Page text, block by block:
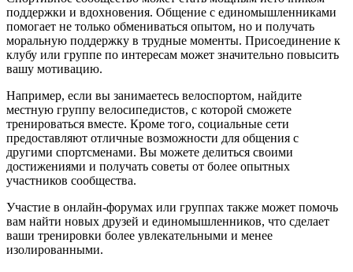
поддержки и вдохновения. Общение с единомышленниками
помогает не только обмениваться опытом, но и получать
моральную поддержку в трудные моменты. Присоединение к
клубу или группе по интересам может значительно повысить
вашу мотивацию.
Например, если вы занимаетесь велоспортом, найдите
местную группу велосипедистов, с которой сможете
тренироваться вместе. Кроме того, социальные сети
предоставляют отличные возможности для общения с
другими спортсменами. Вы можете делиться своими
достижениями и получать советы от более опытных
участников сообщества.
Участие в онлайн-форумах или группах также может помочь
вам найти новых друзей и единомышленников, что сделает
ваши тренировки более увлекательными и менее
изолированными.